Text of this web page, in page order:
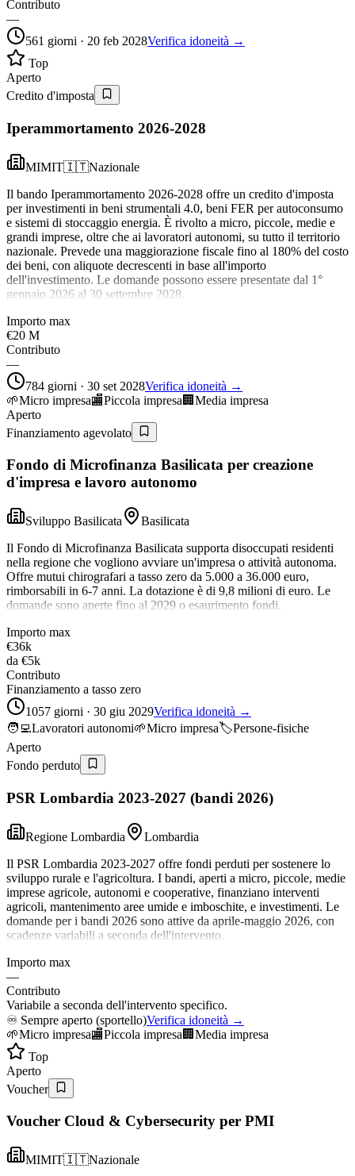
Contributo
—
561 giorni · 20 feb 2028Verifica idoneità →
Top
Aperto
Credito d'imposta
Iperammortamento 2026-2028
MIMIT🇮🇹Nazionale
Il bando Iperammortamento 2026-2028 offre un credito d'imposta
per investimenti in beni strumentali 4.0, beni FER per autoconsumo
e sistemi di stoccaggio energia. È rivolto a micro, piccole, medie e
grandi imprese, oltre che ai lavoratori autonomi, su tutto il territorio
nazionale. Prevede una maggiorazione fiscale fino al 180% del costo
dei beni, con aliquote decrescenti in base all'importo
dell'investimento. Le domande possono essere presentate dal 1°
gennaio 2026 al 30 settembre 2028.
Importo max
€20 M
Contributo
—
784 giorni · 30 set 2028Verifica idoneità →
🌱Micro impresa🏬Piccola impresa 🏢 Media impresa
Aperto
Finanziamento agevolato
Fondo di Microfinanza Basilicata per creazione
d'impresa e lavoro autonomo
Sviluppo Basilicata
Basilicata
Il Fondo di Microfinanza Basilicata supporta disoccupati residenti
nella regione che vogliono avviare un'impresa o attività autonoma.
Offre mutui chirografari a tasso zero da 5.000 a 36.000 euro,
rimborsabili in 6-7 anni. La dotazione è di 9,8 milioni di euro. Le
domande sono aperte fino al 2029 o esaurimento fondi.
Importo max
€36k
da €5k
Contributo
Finanziamento a tasso zero
1057 giorni · 30 giu 2029Verifica idoneità →
🧑‍💻Lavoratori autonomi🌱Micro impresa🏷️Persone-fisiche
Aperto
Fondo perduto
PSR Lombardia 2023-2027 (bandi 2026)
Regione Lombardia
Lombardia
Il PSR Lombardia 2023-2027 offre fondi perduti per sostenere lo
sviluppo rurale e l'agricoltura. I bandi, aperti a micro, piccole, medie
imprese agricole, autonomi e cooperative, finanziano interventi
agricoli, mantenimento aree umide e imboschite, e investimenti. Le
domande per i bandi 2026 sono attive da aprile-maggio 2026, con
scadenze variabili a seconda dell'intervento.
Importo max
—
Contributo
Variabile a seconda dell'intervento specifico.
♾️ Sempre aperto (sportello)Verifica idoneità →
🌱Micro impresa🏬Piccola impresa 🏢 Media impresa
Top
Aperto
Voucher
Voucher Cloud & Cybersecurity per PMI
MIMIT🇮🇹Nazionale